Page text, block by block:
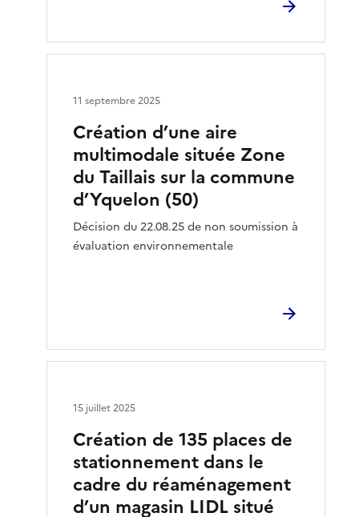
Création d’une aire
multimodale située Zone
du Taillais sur la commune
d’Yquelon (50)
Décision du 22.08.25 de non soumission à
évaluation environnementale
11 septembre 2025
Création de 135 places de
stationnement dans le
cadre du réaménagement
d’un magasin LIDL situé
15 juillet 2025